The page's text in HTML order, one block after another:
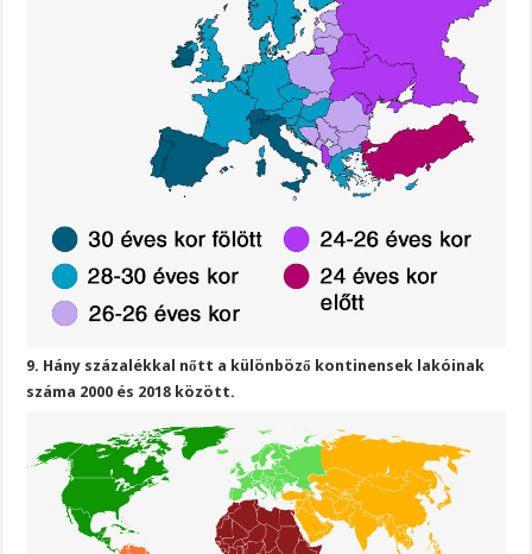
9. Hány százalékkal nőtt a különböző kontinensek lakóinak
száma 2000 és 2018 között.